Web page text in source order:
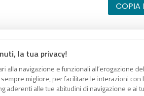
la tua privacy!
alla navigazione e funzionali all’erogazione
migliore, per facilitare le interazioni
aderenti alle tue abitudini di navigazione e ai
COPIA
RSS negli appunti.